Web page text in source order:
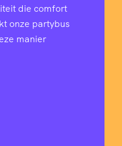
die comfort
onze partybus
manier